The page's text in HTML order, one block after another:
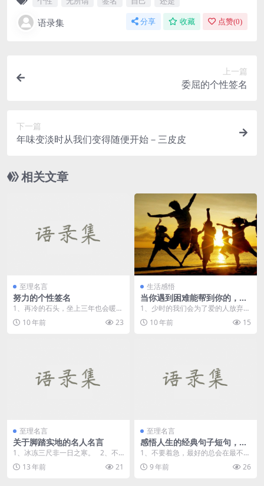
语录集 分享 收藏 点赞(0)
上一篇
委屈的个性签名
下一篇
年味变淡时从我们变得随便开始－三皮皮
相关文章
至理名言
努力的个性签名
1、再冷的石头，坐上三年也会暖。
2、没有口水与汗水，就没有成功
的...10 年前 23
生活感悟
当你遇到困难能帮到你的，那
才是朋友
1、少时的我们会为了爱的人放弃梦
寐已久的大学，只为能继续相守在
身边。热血单纯的我...
10 年前 15
至理名言
关于脚踏实地的名人名言
1、冰冻三尺非一日之寒。 2、不
积跬步无以至千里，不积细流无以
成江...13 年前 21
至理名言
感悟人生的经典句子短句，感
悟人生的经典短句子
1、不要着急，最好的总会在最不经
意的时候出现。 2、对的那条路，
往...9 年前 26